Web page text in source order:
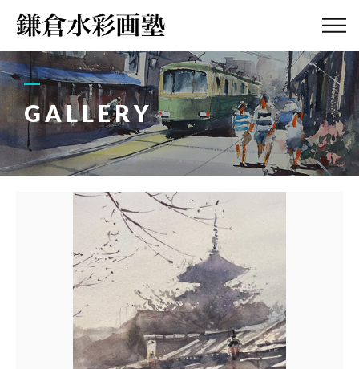
GALLERY
ABOUT
画塾紹介・
アクセス
LESSON
教室案内
作品集
PROFILE
塾長紹介
BLOG
画塾ブログ
ATELIER